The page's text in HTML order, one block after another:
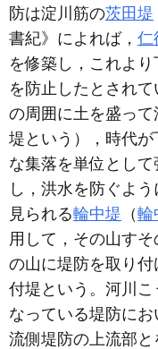
防は淀川筋の茨田堤
書紀》によれば， 仁
を修築し，これよ
を防止したとされ
の周囲に土を盛っ
堤という），時代
な集落を単位とし
し，洪水を防ぐよ
見られる輪中堤 （輪
用して，その山す
の山に堤防を取り
付堤という。河川
なっている堤防に
流側堤防の上流部